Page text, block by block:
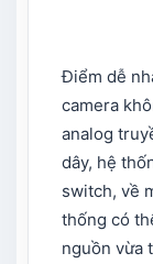
Điểm dễ
camera
analog
dây, hệ
switch, về
thống có
nguồn vừa